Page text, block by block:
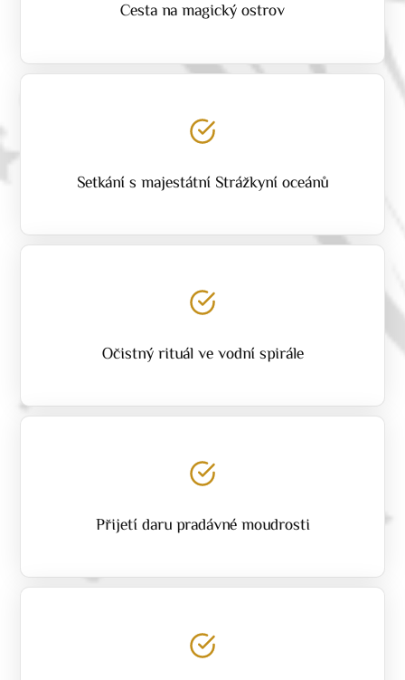
Cesta na magický ostrov
Setkání s majestátní Strážkyní oceánů
Očistný rituál ve vodní spirále
Přijetí daru pradávné moudrosti